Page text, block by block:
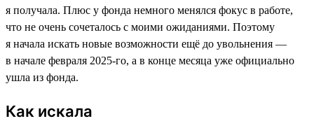
я получала. Плюс у фонда немного менялся фокус в работе,
что не очень сочеталось с моими ожиданиями. Поэтому
я начала искать новые возможности ещё до увольнения —
в начале февраля 2025-го, а в конце месяца уже официально
ушла из фонда.
Как искала